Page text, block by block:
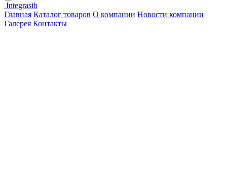
Integrasib
Главная Каталог товаров О компании Новости компании
Галерея Контакты